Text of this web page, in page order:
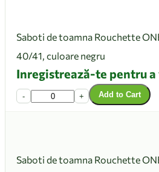
Saboti de toamna Rouchette
40/41, culoare negru
Inregistrează-te pentru
- + Add to Cart
Saboti de toamna Rouchette